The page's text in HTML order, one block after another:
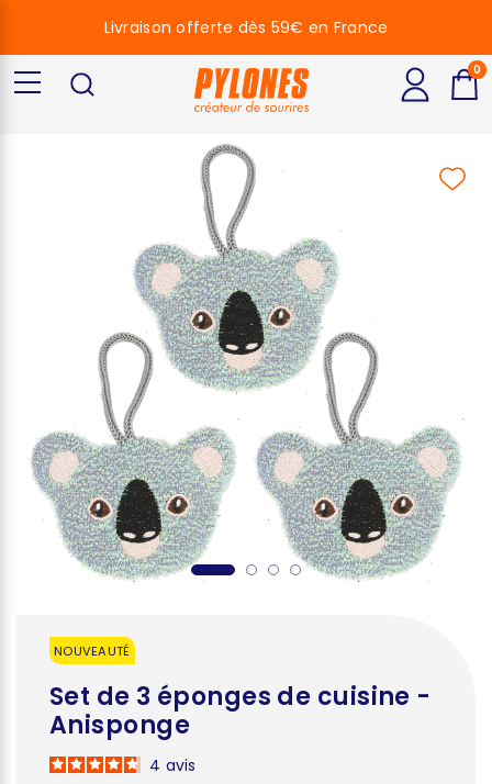
NOUVEAUTÉ
Set de 3 éponges de cuisine -
Anisponge
4 avis
Livraison offerte dès 59€ en France
0